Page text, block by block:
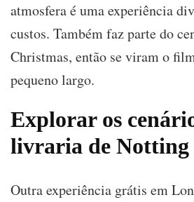
atmosfera é uma experiência
custos. Também faz parte do
Christmas, então se viram o
pequeno largo.
Explorar os
livraria de
Outra experiência grátis em